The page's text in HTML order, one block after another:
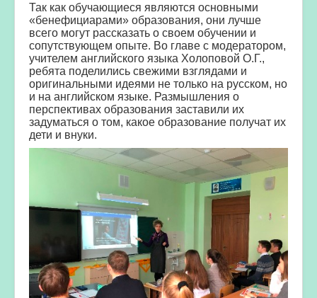
Так как обучающиеся являются основными
«бенефициарами» образования, они лучше
всего могут рассказать о своем обучении и
сопутствующем опыте. Во главе с модератором,
учителем английского языка Холоповой О.Г.,
ребята поделились свежими взглядами и
оригинальными идеями не только на русском, но
и на английском языке. Размышления о
перспективах образования заставили их
задуматься о том, какое образование получат их
дети и внуки.